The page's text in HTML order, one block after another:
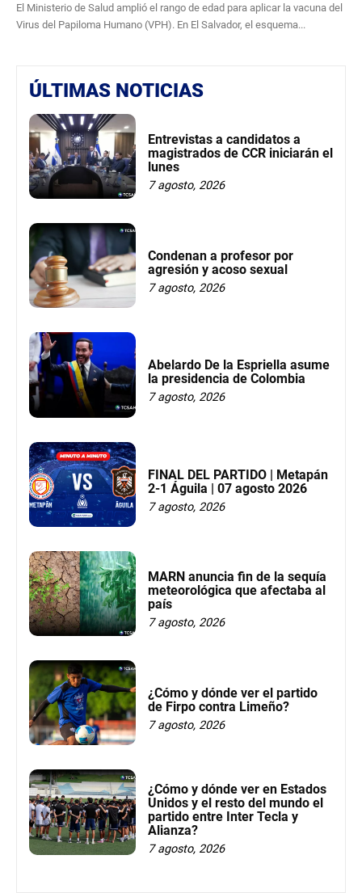
El Ministerio de Salud amplió el rango de edad para aplicar la vacuna del
Virus del Papiloma Humano (VPH). En El Salvador, el esquema...
ÚLTIMAS NOTICIAS
Entrevistas a candidatos a
magistrados de CCR iniciarán el
lunes
7 agosto, 2026
Condenan a profesor por
agresión y acoso sexual
7 agosto, 2026
Abelardo De la Espriella asume
la presidencia de Colombia
7 agosto, 2026
FINAL DEL PARTIDO | Metapán
2-1 Águila | 07 agosto 2026
7 agosto, 2026
MARN anuncia fin de la sequía
meteorológica que afectaba al
país
7 agosto, 2026
¿Cómo y dónde ver el partido
de Firpo contra Limeño?
7 agosto, 2026
¿Cómo y dónde ver en Estados
Unidos y el resto del mundo el
partido entre Inter Tecla y
Alianza?
7 agosto, 2026